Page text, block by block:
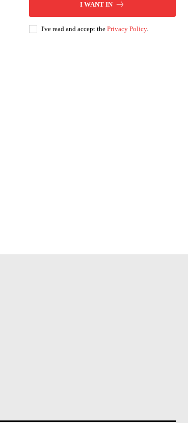
I WANT IN
I've read and accept the Privacy Policy.